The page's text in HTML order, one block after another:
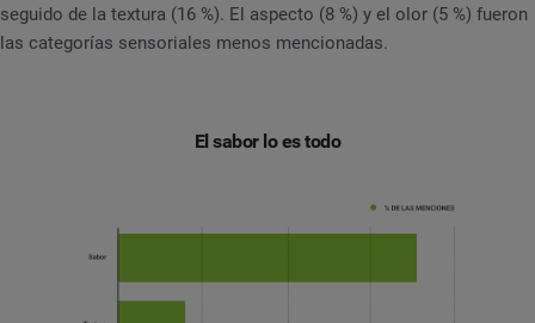
seguido de la textura (16 %). El aspecto (8 %) y el olor (5 %) fueron
las categorías sensoriales menos mencionadas.
El sabor lo es todo